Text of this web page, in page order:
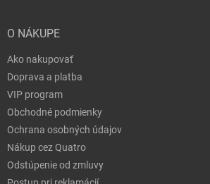
O NÁKUPE
Ako nakupovať
Doprava a platba
VIP program
Obchodné podmienky
Ochrana osobných údajov
Nákup cez Quatro
Odstúpenie od zmluvy